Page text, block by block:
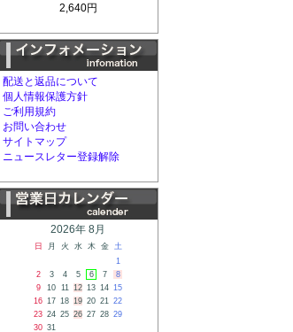
2,640円
配送と返品について
個人情報保護方針
ご利用規約
お問い合わせ
サイトマップ
ニュースレター登録解除
2026年 8月
日 月 火 水 木 金
土
1
2
3 4 5 6 7
8
9
10 11 12 13 14 15
16 17 18 19 20 21 22
23 24 25 26 27 28 29
30 31